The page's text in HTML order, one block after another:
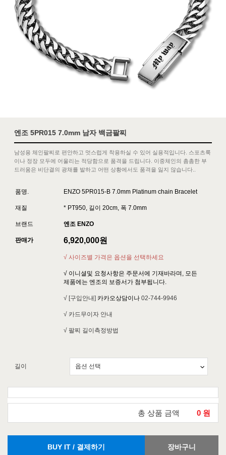
엔조 5PR015 7.0mm 남자 백금팔찌
남성용 체인팔찌로 편안하고 멋스럽게 착용하실 수 있어 실용적입니다. 스포츠룩
이나 정장 모두에 어울리는 적당함으로 품격을 드립니다. 이중체인의 촘촘한 부
드러움은 비단결의 광채를 발하고 어떤 상황에서도 품격을 잃지 않습니다..
품명. ENZO 5PR015-B 7.0mm Platinum chain Bracelet
재질 * PT950, 길이 20cm, 폭 7.0mm
브랜드 엔조 ENZO
판매가 6,920,000원
√ 사이즈별 가격은 옵션을 선택하세요
√ 이니셜및 요청사항은 주문서에 기재바라며, 모든
제품에는 엔조의 보증서가 첨부됩니다.
√ [구입안내] 카카오상담이나 02-744-9946
√ 카드무이자 안내
√ 팔찌 길이측정방법
길이
총 상품 금액 0 원
BUY IT / 결제하기 장바구니